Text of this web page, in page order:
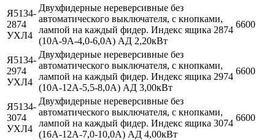
Я5134-
2874
УХЛ4
Двухфидерные нереверсивные без
автоматического выключателя, с кнопками,
лампой на каждый фидер. Индекс ящика 2874
(10А-9А-4,0-6,0А) АД 2,20кВт
6600
Я5134-
2974
УХЛ4
Двухфидерные нереверсивные без
автоматического выключателя, с кнопками,
лампой на каждый фидер. Индекс ящика 2974
(10А-12А-5,5-8,0А) АД 3,00кВт
6600
Я5134-
3074
УХЛ4
Двухфидерные нереверсивные без
автоматического выключателя, с кнопками,
лампой на каждый фидер. Индекс ящика 3074
(16А-12А-7,0-10,0А) АД 4,00кВт
6600